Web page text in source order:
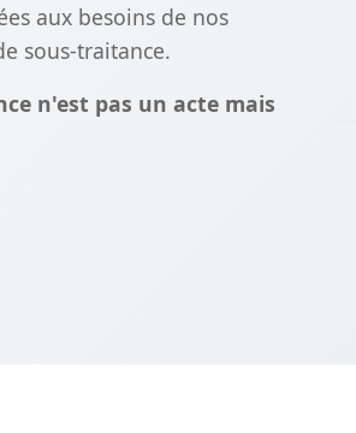
aux besoins de nos
sous-traitance.
n'est pas un acte mais